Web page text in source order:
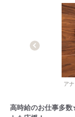
ア
高時給のお仕事多